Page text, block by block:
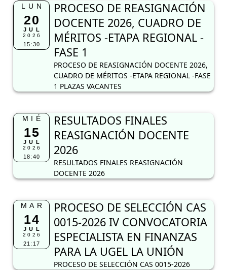
LUN
20
JUL
2026
15:30
PROCESO DE REASIGNACIÓN
DOCENTE 2026, CUADRO DE
MÉRITOS -ETAPA REGIONAL -
FASE 1
PROCESO DE REASIGNACIÓN DOCENTE 2026,
CUADRO DE MÉRITOS -ETAPA REGIONAL -FASE
1 PLAZAS VACANTES
MIÉ
15
JUL
2026
18:40
RESULTADOS FINALES
REASIGNACIÓN DOCENTE
2026
RESULTADOS FINALES REASIGNACIÓN
DOCENTE 2026
MAR
14
JUL
2026
21:17
PROCESO DE SELECCIÓN CAS
0015-2026 IV CONVOCATORIA
ESPECIALISTA EN FINANZAS
PARA LA UGEL LA UNIÓN
PROCESO DE SELECCIÓN CAS 0015-2026